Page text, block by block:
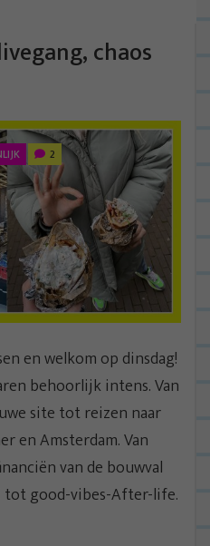
chaos
2
en welkom op dinsdag!
behoorlijk intens. Van
site tot reizen naar
en Amsterdam. Van
van de bouwval
tot good-vibes-After-life.